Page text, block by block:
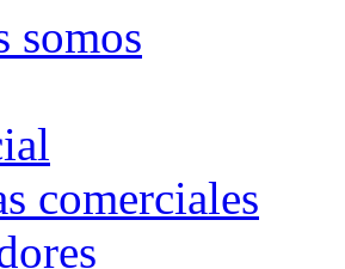
somos
comerciales